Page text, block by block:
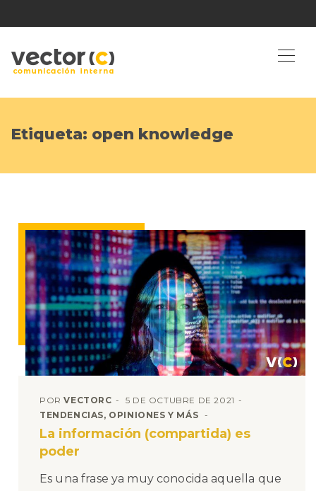
Etiqueta: open knowledge
PORVECTORC
5 DE OCTUBRE DE 2021
TENDENCIAS, OPINIONES Y MÁS
La información (compartida) es
poder
Es una frase ya muy conocida aquella que